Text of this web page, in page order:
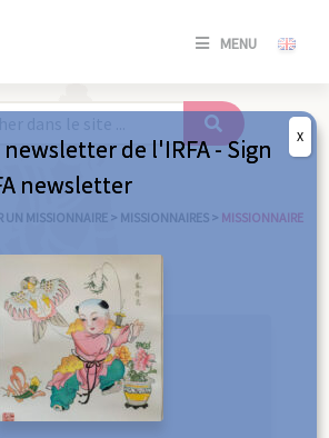
MENU
SE
/
UN MISSIONNAIRE > MISSIONNAIRES > MISSIONNAIRE
de l'IRFA - Sign
newsletter
X